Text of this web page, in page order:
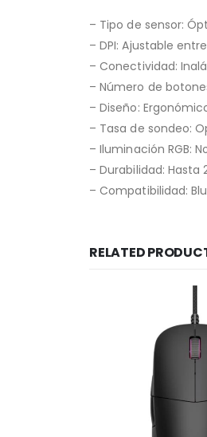
– Tipo de sensor:
– DPI: Ajustable
– Conectividad:
– Número de
– Diseño:
– Tasa de sondeo:
– Iluminación RGB:
– Durabilidad:
– Compatibilidad:
RELATED